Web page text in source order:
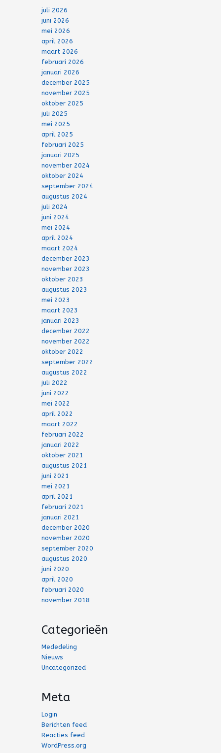
juli 2026
juni 2026
mei 2026
april 2026
maart 2026
februari 2026
januari 2026
december 2025
november 2025
oktober 2025
juli 2025
mei 2025
april 2025
februari 2025
januari 2025
november 2024
oktober 2024
september 2024
augustus 2024
juli 2024
juni 2024
mei 2024
april 2024
maart 2024
december 2023
november 2023
oktober 2023
augustus 2023
mei 2023
maart 2023
januari 2023
december 2022
november 2022
oktober 2022
september 2022
augustus 2022
juli 2022
juni 2022
mei 2022
april 2022
maart 2022
februari 2022
januari 2022
oktober 2021
augustus 2021
juni 2021
mei 2021
april 2021
februari 2021
januari 2021
december 2020
november 2020
september 2020
augustus 2020
juni 2020
april 2020
februari 2020
november 2018
Categorieën
Mededeling
Nieuws
Uncategorized
Meta
Login
Berichten feed
Reacties feed
WordPress.org